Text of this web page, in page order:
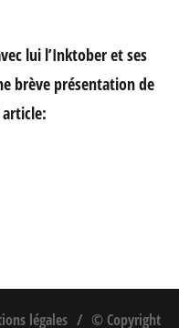
lui l’Inktober et ses
brève présentation de
légales © Copyright